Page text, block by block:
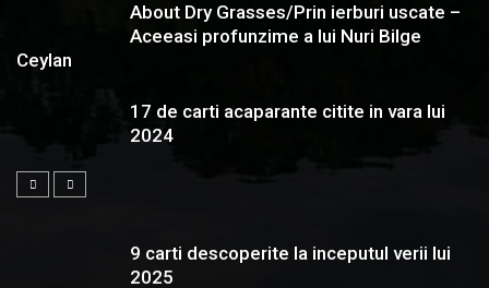
About Dry Grasses/Prin ierburi uscate –
Aceeasi profunzime a lui Nuri Bilge
Ceylan
17 de carti acaparante citite in vara lui
2024
9 carti descoperite la inceputul verii lui
2025